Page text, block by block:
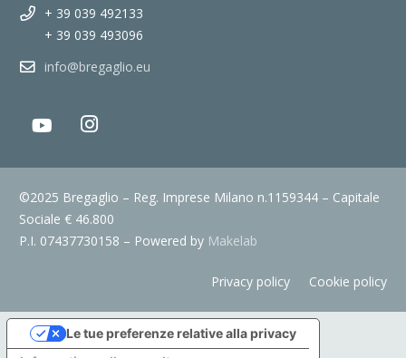
+ 39 039 492133
+ 39 039 493096
info@bregaglio.eu
©2025 Bregaglio – Reg. Imprese Milano n.1159344 – Capitale
Sociale € 46.800
P.I. 07437730158 – Powered by Makelab
Privacy policy Cookie policy
Le tue preferenze relative alla privacy